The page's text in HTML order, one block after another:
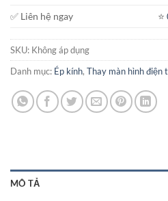
✅ Liên hệ ngay
⭐️
SKU: Không áp dụng
Danh mục: Ép kính, Thay màn hình điện
MÔ TẢ